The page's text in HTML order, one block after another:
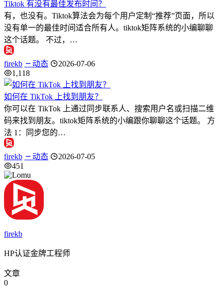
Tiktok 有没有最佳发布时间？
有，也没有。Tiktok算法会为每个用户定制“推荐”页面，所以
没有单一的最佳时间适合所有人。tiktok矩阵系统的小编聊聊
这个话题。 不过，…
firekb 动态
2026-07-06
1,118
如何在 TikTok 上找到朋友？
你可以在 TikTok 上通过同步联系人、搜索用户名或扫描二维
码来找到朋友。tiktok矩阵系统的小编跟你聊聊这个话题。 方
法 1：同步您的…
firekb 动态
2026-07-05
451
firekb
HP认证金牌工程师
文章
0